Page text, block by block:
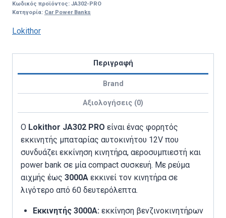
Εκκινητής
3000A
ποσότητα
Κωδικός προϊόντος: JA302-PRO
Κατηγορία: Car Power Banks
Lokithor
Περιγραφή
Brand
Αξιολογήσεις (0)
Ο Lokithor JA302 PRO είναι ένας φορητός
εκκινητής μπαταρίας αυτοκινήτου 12V που
συνδυάζει εκκίνηση κινητήρα, αεροσυμπιεστή και
power bank σε μία compact συσκευή. Με ρεύμα
αιχμής έως 3000A εκκινεί τον κινητήρα σε
λιγότερο από 60 δευτερόλεπτα.
Εκκινητής 3000A: εκκίνηση βενζινοκινητήρων